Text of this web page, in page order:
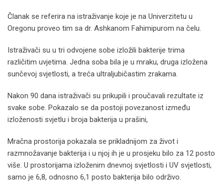
Članak se referira na istraživanje koje je na Univerzitetu u
Oregonu proveo tim sa dr. Ashkanom Fahimipurom na čelu.
Istraživači su u tri odvojene sobe izložili bakterije trima
različitim uvjetima. Jedna soba bila je u mraku, druga izložena
sunčevoj svjetlosti, a treća ultraljubičastim zrakama.
Nakon 90 dana istraživači su prikupili i proučavali rezultate iz
svake sobe. Pokazalo se da postoji povezanost između
izloženosti svjetlu i broja bakterija u prašini,
Mračna prostorija pokazala se prikladnijom za život i
razmnožavanje bakterija i u njoj ih je u prosjeku bilo za 12 posto
više. U prostorijama izloženim dnevnoj svjetlosti i UV svjetlosti,
samo je 6,8, odnosno 6,1 posto bakterija bilo održivo.